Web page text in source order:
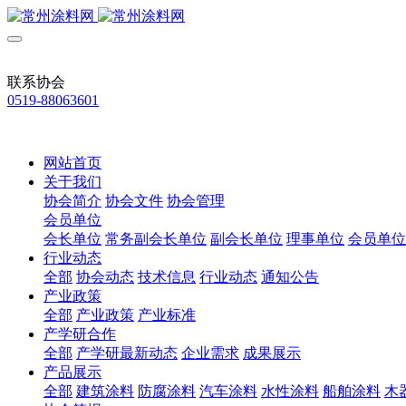
联系协会
0519-88063601
网站首页
关于我们
协会简介 协会文件 协会管理
会员单位
会长单位 常务副会长单位 副会长单位 理事单位 会员单位
行业动态
全部 协会动态 技术信息 行业动态 通知公告
产业政策
全部 产业政策 产业标准
产学研合作
全部 产学研最新动态 企业需求 成果展示
产品展示
全部 建筑涂料 防腐涂料 汽车涂料 水性涂料 船舶涂料 木